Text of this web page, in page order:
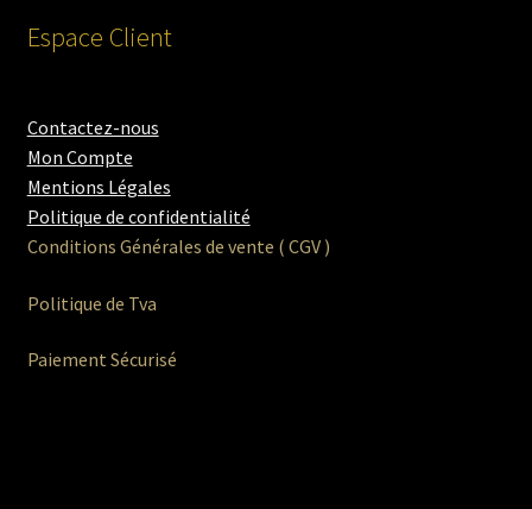
Espace Client
Contactez-nous
Mon Compte
Mentions Légales
Politique de confidentialité
Conditions Générales de vente ( CGV )
Politique de Tva
Paiement Sécurisé